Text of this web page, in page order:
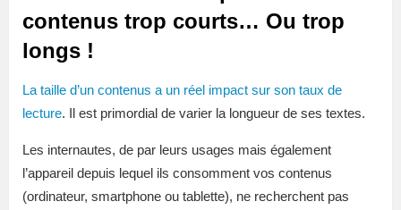
contenus trop courts… Ou trop
longs !
La taille d’un contenus a un réel impact sur son taux de
lecture. Il est primordial de varier la longueur de ses textes.
Les internautes, de par leurs usages mais également
l’appareil depuis lequel ils consomment vos contenus
(ordinateur, smartphone ou tablette), ne recherchent pas